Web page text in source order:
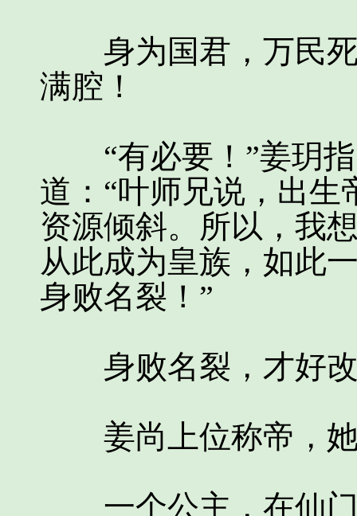
身为国君，万民死
满腔！
“有必要！”姜玥指
道：“叶师兄说，出
资源倾斜。所以，我
从此成为皇族，如此
身败名裂！”
身败名裂，才好改
姜尚上位称帝，她
一个公主，在仙门